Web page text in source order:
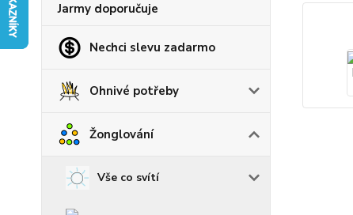
Jarmy doporučuje
Nechci slevu zadarmo
Ohnivé potřeby
Žonglování
Vše co svítí